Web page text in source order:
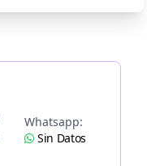
Whatsapp:
Sin Datos